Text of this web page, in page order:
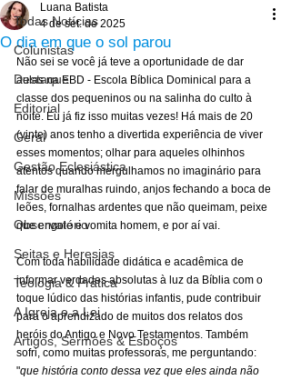
Todas Notícias
Colunistas
Destaque
Editorial
Geral
Gestão Eclesiástica
Missões
Observatório
Seitas e Heresias
Teologia & Prática
A Igreja e a Lei
Artigos, Sermões & Esboços
O dia em que o sol parou
Luana Batista
4 de set. de 2025
Não sei se você já teve a oportunidade de dar
aulas na EBD - Escola Bíblica Dominical para a
classe dos pequeninos ou na salinha do culto à
noite. Eu já fiz isso muitas vezes! Há mais de 20
(vinte) anos tenho a divertida experiência de viver
esses momentos; olhar para aqueles olhinhos
atentos quando mergulhamos no imaginário para
falar de muralhas ruindo, anjos fechando a boca de
leões, fornalhas ardentes que não queimam, peixe
que engole e vomita homem, e por aí vai.
Com toda habilidade didática e acadêmica de
informar verdades absolutas à luz da Bíblia com o
toque lúdico das histórias infantis, pude contribuir
para o aprendizado de muitos dos relatos dos
heróis do Antigo e Novo Testamentos. Também
sofri, como muitas professoras, me perguntando:
"que história conto dessa vez que eles ainda não